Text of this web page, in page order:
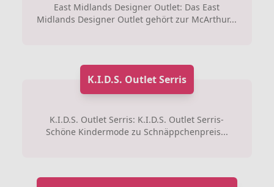
East Midlands Designer Outlet: Das East
Midlands Designer Outlet gehört zur McArthur...
K.I.D.S. Outlet Serris
K.I.D.S. Outlet Serris: K.I.D.S. Outlet Serris-
Schöne Kindermode zu Schnäppchenpreis...